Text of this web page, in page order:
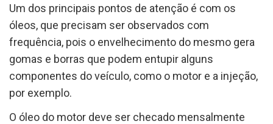
Um dos principais pontos de atenção é com os
óleos, que precisam ser observados com
frequência, pois o envelhecimento do mesmo gera
gomas e borras que podem entupir alguns
componentes do veículo, como o motor e a injeção,
por exemplo.
O óleo do motor deve ser checado mensalmente